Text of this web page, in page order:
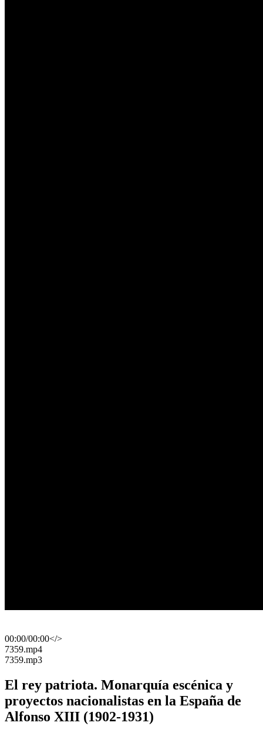
00:00/00:00</>
​7359.mp4
​7359.mp3
El rey patriota. Monarquía escénica y
proyectos nacionalistas en la España de
Alfonso XIII (1902-1931)